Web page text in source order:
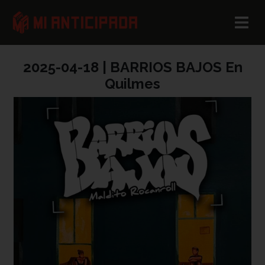
2025-04-18 | BARRIOS BAJOS En
Quilmes